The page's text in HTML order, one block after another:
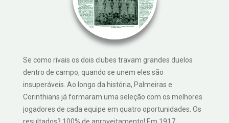
Se como rivais os dois clubes travam grandes duelos
dentro de campo, quando se unem eles são
insuperáveis. Ao longo da história, Palmeiras e
Corinthians já formaram uma seleção com os melhores
jogadores de cada equipe em quatro oportunidades. Os